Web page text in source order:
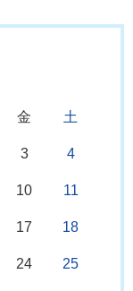
金 土
3 4
10 11
17 18
24 25